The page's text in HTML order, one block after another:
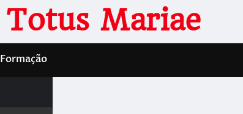
Totus Mariae
Formação